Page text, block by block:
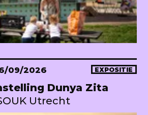
09/2026 EXPOSITIE
Dunya Zita
Utrecht